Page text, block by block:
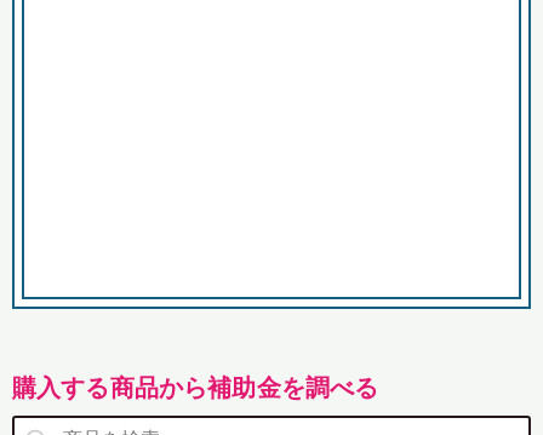
購入する商品から補助金を調べる